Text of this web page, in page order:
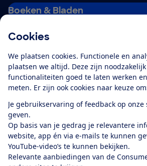
Cookies
We plaatsen cookies. Functionele en
plaatsen we altijd. Deze zijn
functionaliteiten goed te laten werken
meten. Er zijn ook cookies naar keuze
Je gebruikservaring of feedback op
geven.
Op basis van je gedrag je relevantere
website, app én via e-mails te kunnen
YouTube-video’s te kunnen bekijken.
Relevante aanbiedingen van de
Boeken & Bladen
Alles over de
app
Algemene Voorwaarden
Cookiebeleid
Privacyvoorkeuren
Toegankelijkheid